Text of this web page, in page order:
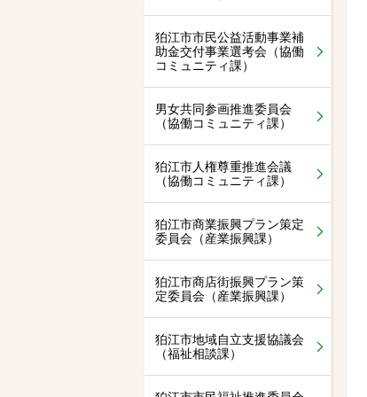
狛江市市民公益活動事業補
助金交付事業選考会（協働
コミュニティ課）
男女共同参画推進委員会
（協働コミュニティ課）
狛江市人権尊重推進会議
（協働コミュニティ課）
狛江市商業振興プラン策定
委員会（産業振興課）
狛江市商店街振興プラン策
定委員会（産業振興課）
狛江市地域自立支援協議会
（福祉相談課）